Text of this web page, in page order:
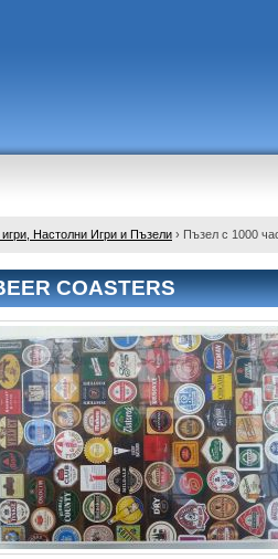
Настолни Игри и Пъзели › Пъзел с 1000
COASTERS